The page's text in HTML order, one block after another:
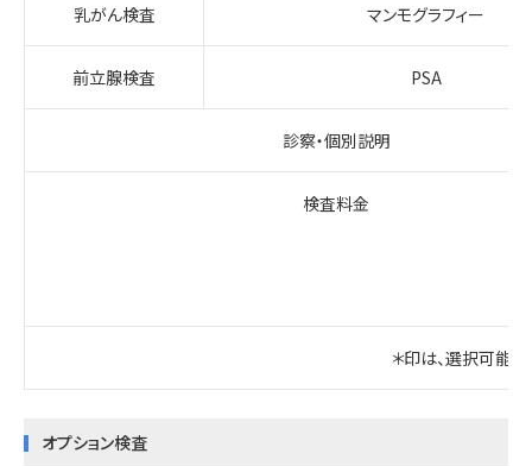
乳がん検査 マンモグラフィー
前立腺検査 PSA
診察・個別説明
検査料金
＊印は、選択可能で
オプション検査